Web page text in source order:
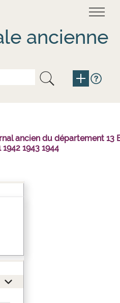
ancienne
ancien du département
1942 1943 1944